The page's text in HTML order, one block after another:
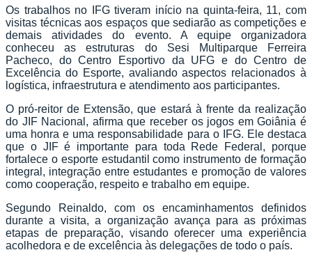
Os trabalhos no IFG tiveram início na quinta-feira, 11, com
visitas técnicas aos espaços que sediarão as competições e
demais atividades do evento. A equipe organizadora
conheceu as estruturas do Sesi Multiparque Ferreira
Pacheco, do Centro Esportivo da UFG e do Centro de
Excelência do Esporte, avaliando aspectos relacionados à
logística, infraestrutura e atendimento aos participantes.
O pró-reitor de Extensão, que estará à frente da realização
do JIF Nacional, afirma que receber os jogos em Goiânia é
uma honra e uma responsabilidade para o IFG. Ele destaca
que o JIF é importante para toda Rede Federal, porque
fortalece o esporte estudantil como instrumento de formação
integral, integração entre estudantes e promoção de valores
como cooperação, respeito e trabalho em equipe.
Segundo Reinaldo, com os encaminhamentos definidos
durante a visita, a organização avança para as próximas
etapas de preparação, visando oferecer uma experiência
acolhedora e de excelência às delegações de todo o país.